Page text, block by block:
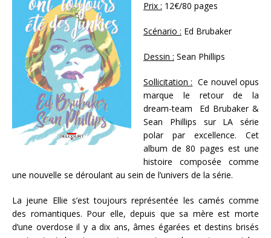
Prix : 12€/80 pages
Scénario : Ed Brubaker
Dessin : Sean Phillips
Sollicitation : Ce nouvel opus
marque le retour de la
dream-team Ed Brubaker &
Sean Phillips sur LA série
polar par excellence. Cet
album de 80 pages est une
histoire composée comme
une nouvelle se déroulant au sein de l’univers de la série.
La jeune Ellie s’est toujours représentée les camés comme
des romantiques. Pour elle, depuis que sa mère est morte
d’une overdose il y a dix ans, âmes égarées et destins brisés